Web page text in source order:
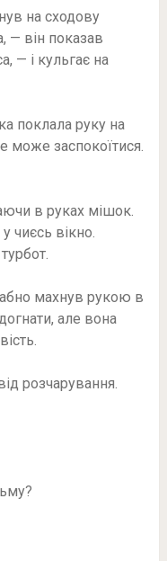
на сходову
— він показав
— і кульгає на
поклала руку на
може заспокоїтися.
в руках мішок.
чиєсь вікно.
махнув рукою в
але вона
розчарування.